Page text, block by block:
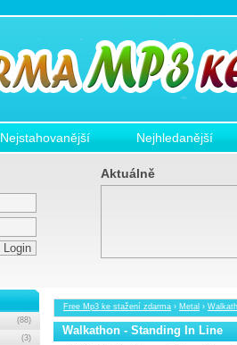
Nejstahovanější Nejhledanější
Aktuálně
Free Mp3 ke stažení zdarma › Metal ›
Walkathon - Standing In Line
(88)
(3)